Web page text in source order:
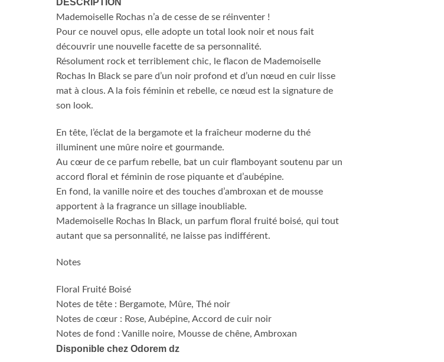
Mademoiselle Rochas n’a de cesse de se réinventer !
Pour ce nouvel opus, elle adopte un total look noir et nous fait
découvrir une nouvelle facette de sa personnalité.
Résolument rock et terriblement chic, le flacon de Mademoiselle
Rochas In Black se pare d’un noir profond et d’un nœud en cuir lisse
mat à clous. A la fois féminin et rebelle, ce nœud est la signature de
son look.
En tête, l’éclat de la bergamote et la fraîcheur moderne du thé
illuminent une mûre noire et gourmande.
Au cœur de ce parfum rebelle, bat un cuir flamboyant soutenu par un
accord floral et féminin de rose piquante et d’aubépine.
En fond, la vanille noire et des touches d’ambroxan et de mousse
apportent à la fragrance un sillage inoubliable.
Mademoiselle Rochas In Black, un parfum floral fruité boisé, qui tout
autant que sa personnalité, ne laisse pas indifférent.
‌Notes
Floral Fruité Boisé
Notes de tête : Bergamote, Mûre, Thé noir
Notes de cœur : Rose, Aubépine, Accord de cuir noir
Notes de fond : Vanille noire, Mousse de chêne, Ambroxan
Disponible chez Odorem dz